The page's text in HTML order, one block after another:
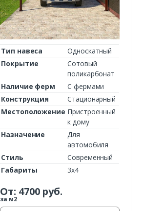
Тип навеса
Односкатный
Покрытие
Сотовый
поликарбонат
Наличие ферм
С фермами
Конструкция
Стационарный
Местоположение Пристроенный
к дому
Назначение
Для
автомобиля
Стиль
Современный
Габариты
3х4
От: 4700руб.
за м2